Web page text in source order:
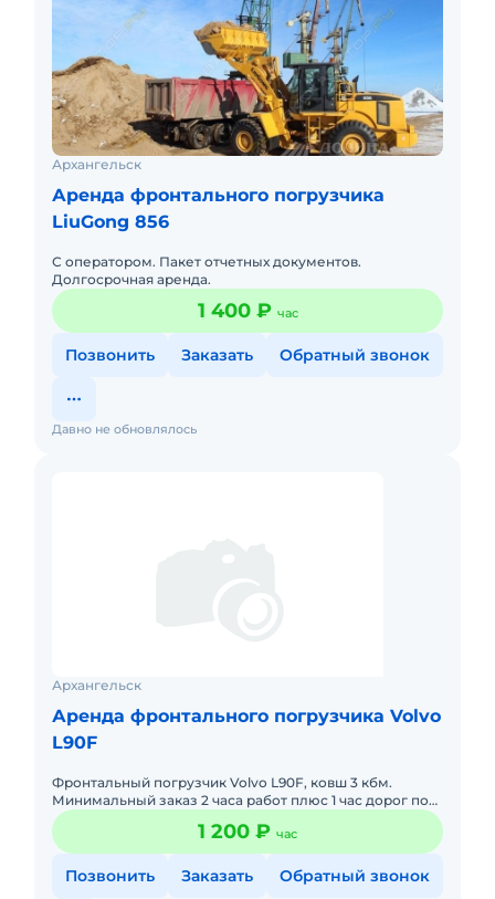
Архангельск
Аренда фронтального погрузчика
LiuGong 856
С оператором. Пакет отчетных документов.
Долгосрочная аренда.
1 400 ₽ час
Позвонить Заказать Обратный звонок
Давно не обновлялось
Архангельск
Аренда фронтального погрузчика Volvo
L90F
Фронтальный погрузчик Volvo L90F, ковш 3 кбм.
Минимальный заказ 2 часа работ плюс 1 час дорог по
городу. Наличный и безналичный расчет. С НДС
1 200 ₽ час
Позвонить Заказать Обратный звонок